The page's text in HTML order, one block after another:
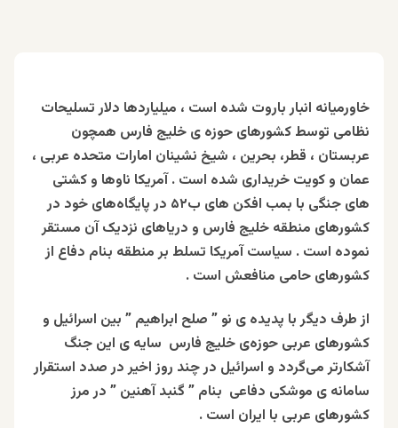
خاورمیانه انبار باروت شده‌ است ، میلیاردها دلار تسلیحات
نظامی توسط کشورهای حوزه‌ ی خلیج فارس همچون
عربستان ، قطر، بحرین ، شیخ نشینان امارات متحده عربی ،
عمان و کویت خریداری شده است . آمریکا ناوها و کشتی
های جنگی با بمب افکن های ب۵۲ در پایگاه‌های خود در
کشورهای منطقه خلیج فارس و دریاهای نزدیک آن مستقر
نموده است . سیاست آمریکا تسلط بر منطقه بنام دفاع از
کشورهای حامی منافعش است .
از طرف دیگر با پدیده‌‌ ی نو ” صلح ابراهیم ” بین اسرائیل و
کشورهای عربی حوزه‌ی خلیج فارس سایه‌ ی این جنگ
آشکارتر می‌گردد و اسرائیل در چند روز اخیر در صدد استقرار
سامانه‌ ی موشکی دفاعی بنام ” گنبد آهنین ” در مرز
کشورهای عربی با ایران است .